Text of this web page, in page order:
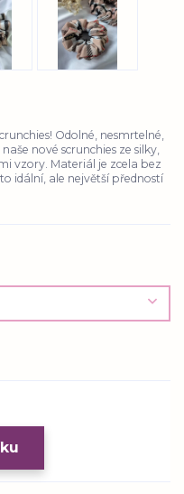
Odolné, nesmrtelné,
nové scrunchies ze silky,
vzory. Materiál je zcela bez
idální, ale největší předností